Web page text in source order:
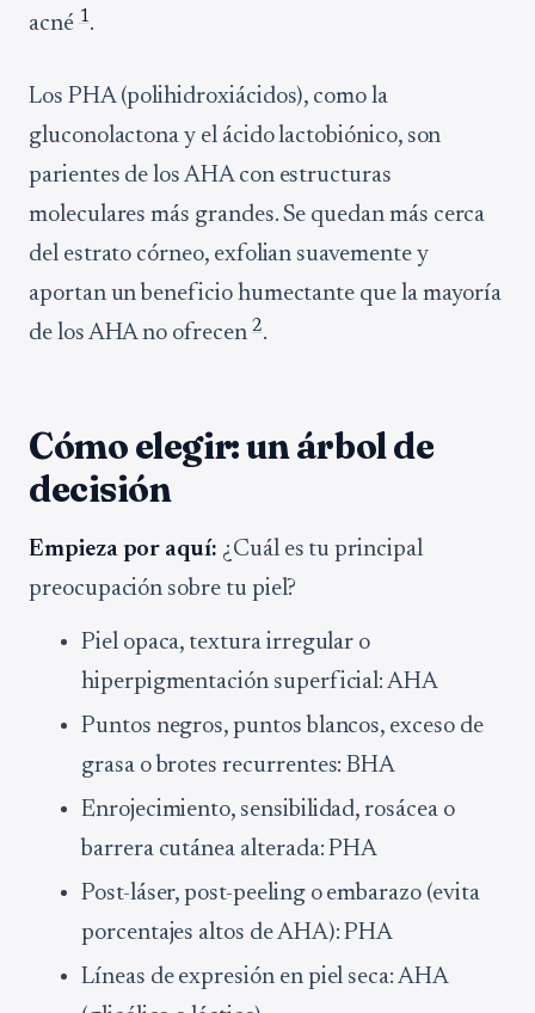
acné 1.
Los PHA (polihidroxiácidos), como la
gluconolactona y el ácido lactobiónico, son
parientes de los AHA con estructuras
moleculares más grandes. Se quedan más cerca
del estrato córneo, exfolian suavemente y
aportan un beneficio humectante que la mayoría
de los AHA no ofrecen 2.
Cómo elegir: un árbol de
decisión
Empieza por aquí: ¿Cuál es tu principal
preocupación sobre tu piel?
Piel opaca, textura irregular o
hiperpigmentación superficial: AHA
Puntos negros, puntos blancos, exceso de
grasa o brotes recurrentes: BHA
Enrojecimiento, sensibilidad, rosácea o
barrera cutánea alterada: PHA
Post-láser, post-peeling o embarazo (evita
porcentajes altos de AHA): PHA
Líneas de expresión en piel seca: AHA